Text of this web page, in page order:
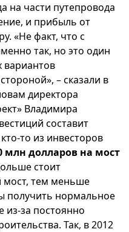
на части путепровода
и прибыль от
«Не факт, что с
так, но это один
вариантов
– сказали в
директора
Владимира
составит
то из инвесторов
млн долларов на мост
стоит
мост, тем меньше
получить нормальное
из-за постоянно
Так, в 2012